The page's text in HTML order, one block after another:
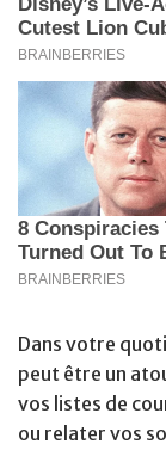
Dans votre
peut être un
vos listes de
ou relater vos